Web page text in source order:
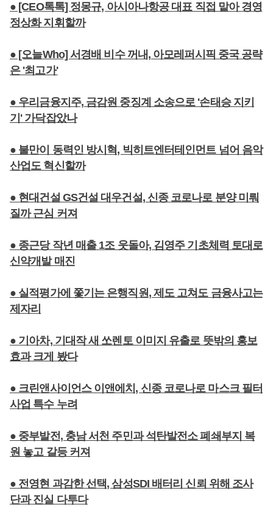
● [CEO톡톡] 정몽규, 아시아나항공 대표 직접 맡아 경영
정상화 지휘할까
● [오늘Who] 서경배 비수 꺼내, 아모레퍼시픽 중국 공략
은 '최고가'
● 우리금융지주, 금감원 중징계 소송으로 '손태승 지키
기' 가닥잡았나
● 불만이 동력인 방시혁, 빅히트엔터테인먼트 넘어 음악
산업도 혁신할까
● 현대건설 GS건설 대우건설, 신종 코로나로 분양 미뤄
질까 근심 커져
● 종근당 작년 매출 1조 웃돌아, 김영주 기초체력 토대로
신약개발 매진
● 실적평가에 쫓기는 은행직원, 제도 고쳐도 금융사고는
제자리
● 기아차, 기대작 새 쏘렌토 이미지 유출로 뜻밖의 홍보
효과 크게 봤다
● 크린앤사이언스 이앤에치, 신종 코로나로 마스크 필터
사업 특수 누려
● 중부발전, 충남 서천 주민과 석탄발전소 폐쇄부지 복
원 놓고 갈등 커져
● 전영현 과감한 선택, 삼성SDI 배터리 신뢰 위해 조사
단과 진실 다투다